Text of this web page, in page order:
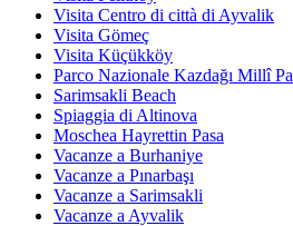
Visita Centro di città di Ayvalik
Visita Gömeç
Visita Küçükköy
Parco Nazionale Kazdağı Millî
Sarimsakli Beach
Spiaggia di Altinova
Moschea Hayrettin Pasa
Vacanze a Burhaniye
Vacanze a Pınarbaşı
Vacanze a Sarimsakli
Vacanze a Ayvalik